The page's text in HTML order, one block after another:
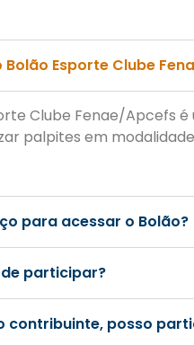
Bolão Esporte Clube
Clube Fenae/Apcefs
palpites em
para acessar o Bolão?
participar?
contribuinte, posso